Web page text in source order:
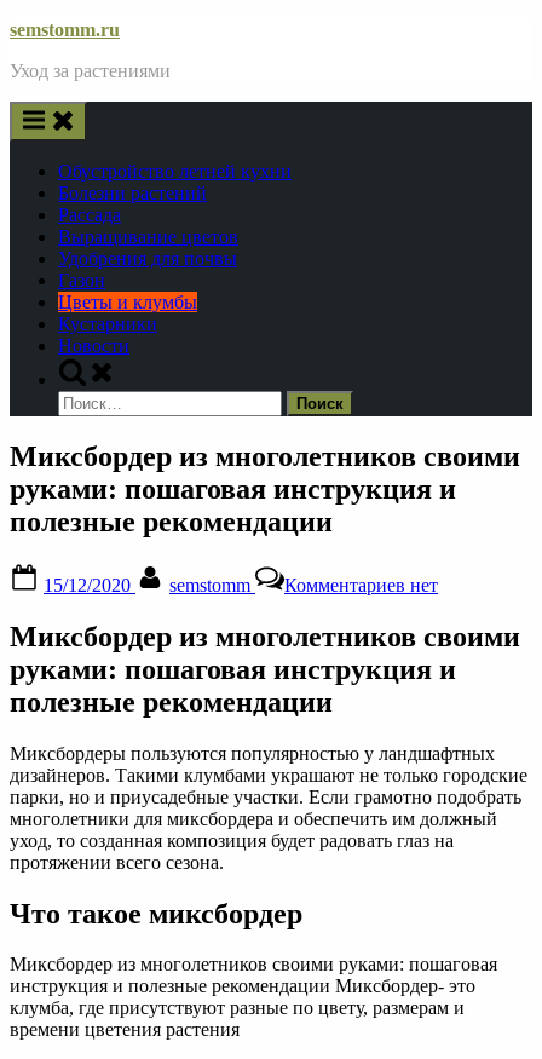
Skip
content
semstomm.ru
Уход за растениями
Обустройство летней кухни
Болезни растений
Рассада
Выращивание цветов
Удобрения для почвы
Газон
Цветы и клумбы
Кустарники
Новости
Toggle
search
form
Найти:
Миксбордер из многолетников своими
руками: пошаговая инструкция и
полезные рекомендации
on
15/12/2020 semstomm Комментариевзаписи
из
своими
инструкция
и
полезные
рекомендации
нет
Миксбордер из многолетников своими
руками: пошаговая инструкция и
полезные рекомендации
Миксбордеры пользуются популярностью у ландшафтных
дизайнеров. Такими клумбами украшают не только городские
парки, но и приусадебные участки. Если грамотно подобрать
многолетники для миксбордера и обеспечить им должный
уход, то созданная композиция будет радовать глаз на
протяжении всего сезона.
Что такое миксбордер
Миксбордер из многолетников своими руками: пошаговая
инструкция и полезные рекомендации Миксбордер- это
клумба, где присутствуют разные по цвету, размерам и
времени цветения растения